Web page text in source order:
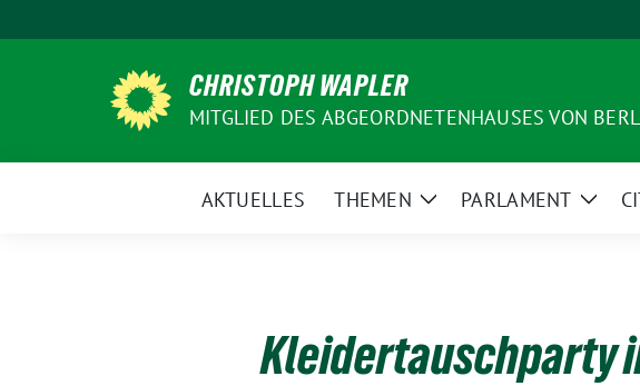
zum
CHRISTOPH WAPLER
MITGLIED DES ABGEORDNETENHAUSES VON
AKTUELLES THEMEN
ZeigePARLAMENT
Zeige
Kleidertauschparty